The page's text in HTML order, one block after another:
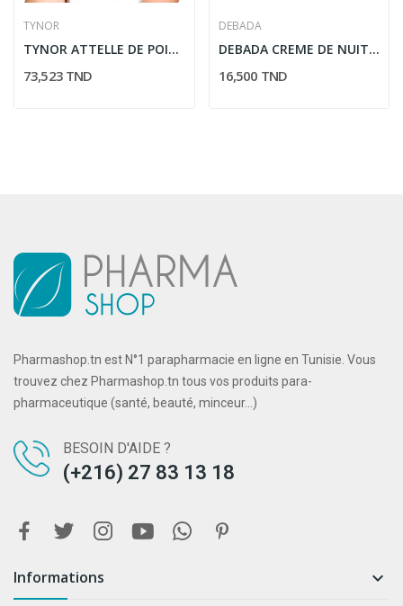
TYNOR
TYNOR ATTELLE DE POIGNET AVEC POUCE E44
73,523 TND
DEBADA
DEBADA CREME DE NUIT PEAUX MIXTES A GRASSES
16,500 TND
Pharmashop.tn est N°1 parapharmacie en ligne en Tunisie. Vous
trouvez chez Pharmashop.tn tous vos produits para-
pharmaceutique (santé, beauté, minceur...)
BESOIN D'AIDE ?
(+216) 27 83 13 18
Informations 